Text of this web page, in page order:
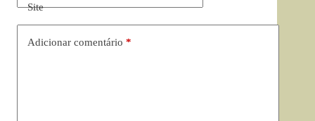
Site
Adicionar comentário *